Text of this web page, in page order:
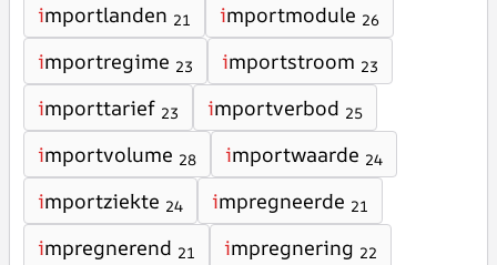
importlanden 21 importmodule 26
importregime 23 importstroom 23
importtarief 23 importverbod 25
importvolume 28 importwaarde 24
importziekte 24 impregneerde 21
impregnerend 21 impregnering 22